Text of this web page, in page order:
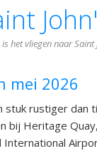
het vliegen naar Saint
mei 2026
stuk rustiger
bij Heritage
International